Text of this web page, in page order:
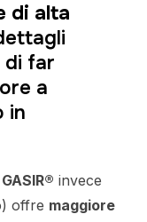
di alta
di far
a
in
invece
offre maggiore